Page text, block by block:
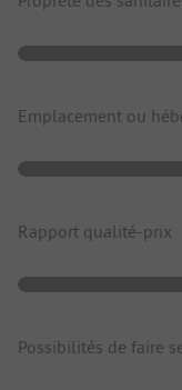
Emplacement ou
Rapport qualité-prix
Possibilités de faire